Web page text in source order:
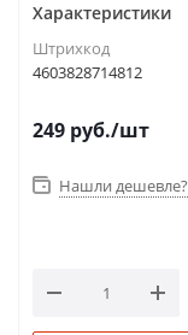
Характеристики
Штрихкод
4603828714812
249 руб./шт
Нашли дешевле?